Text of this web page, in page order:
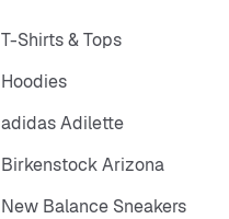
T-Shirts & Tops
Hoodies
adidas Adilette
Birkenstock Arizona
New Balance Sneakers